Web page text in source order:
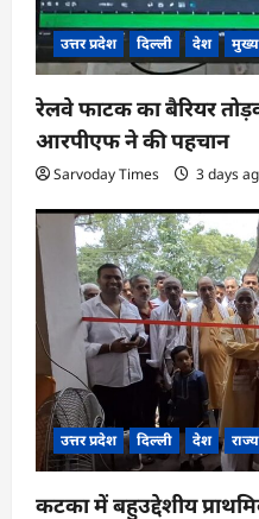
उत्तर प्रदेश दिल्ली देश
रेलवे फाटक का बैरियर
आरपीएफ ने की पहचान
Sarvoday Times 3 days
उत्तर प्रदेश दिल्ली देश राज्य
कटका में बहुउद्देशीय